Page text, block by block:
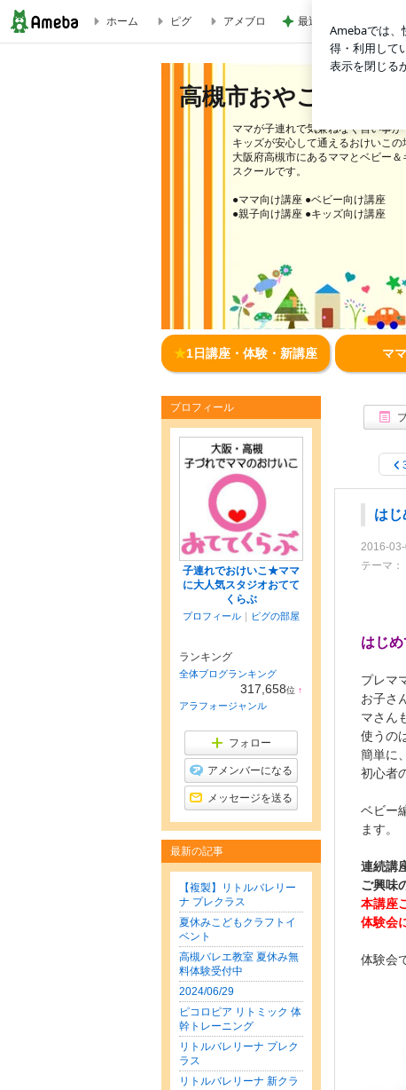
はじめてさんのかぎ編み教室～ベビー編～ | 高槻市おやこで
ホーム ピグ アメブロ 最近親しくなった友人
高槻市おやこで習い
ママが子連れで気兼ねなく習い事が
キッズが安心して通えるおけいこの
大阪府高槻市にあるママとベビー
スクールです。
●ママ向け講座 ●ベビー向け講座
●親子向け講座 ●キッズ向け講座
はじ
2016-
テーマ：
はじ
プレマ
お子さ
マさん
使うの
簡単に
初心者
ベビー
ます。
連続講
ご興味
本講座
体験会
体験会
★1日講座・体験・新講座 マ
プロフィール
子連れでおけいこ★ママ
に大人気スタジオおてて
くらぶ
プロフィール ｜ ピグの部屋
ランキング
全体ブログランキング
317,658位 ↑
アラフォージャンル
フォロー
アメンバーになる
メッセージを送る
最新の記事
【複製】リトルバレリー
ナ プレクラス
夏休みこどもクラフトイ
ベント
高槻バレエ教室 夏休み無
料体験受付中
2024/06/29
ピコロピア リトミック 体
幹トレーニング
リトルバレリーナ プレク
ラス
リトルバレリーナ 新クラ